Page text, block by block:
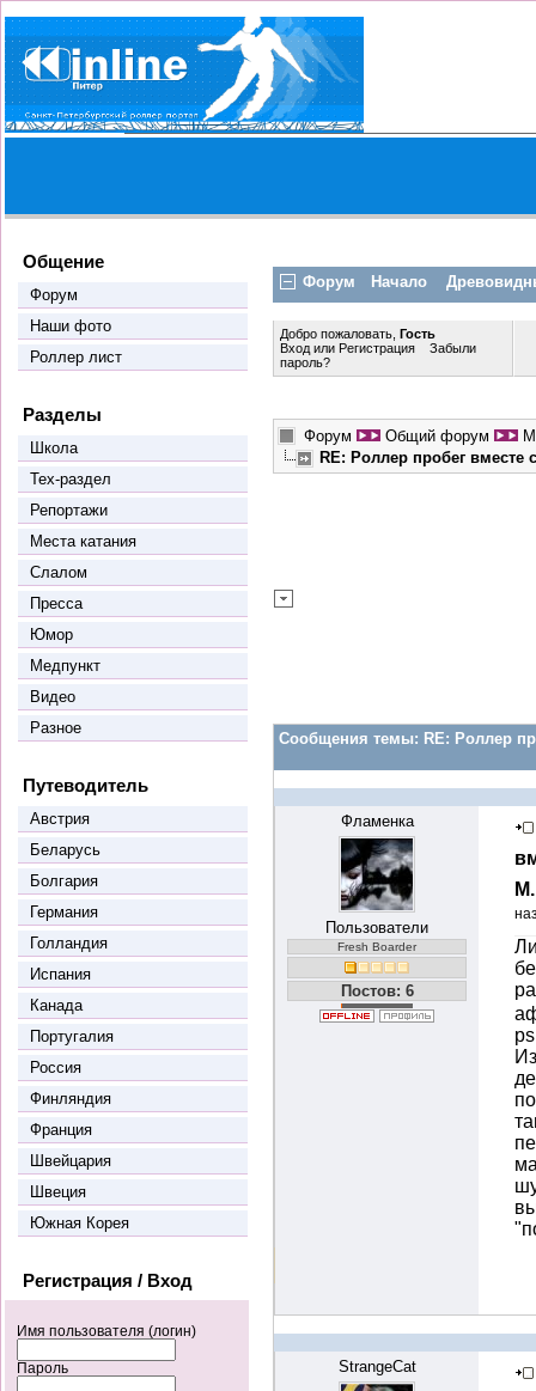
Общение
Форум
Наши фото
Роллер лист
Разделы
Школа
Тех-раздел
Репортажи
Места катания
Слалом
Пресса
Юмор
Медпункт
Видео
Разное
Путеводитель
Австрия
Беларусь
Болгария
Германия
Голландия
Испания
Канада
Португалия
Россия
Финляндия
Франция
Швейцария
Швеция
Южная Корея
Регистрация / Вход
Имя пользователя (логин)
Пароль
Форум Начало
Добро пожаловать,Гость
Входили Регистрация
Забыли
пароль?
Форум Общий форум
RE: Роллер пробег
Сообщения темы: RE: Роллер
Фламенка
Пользователи
Fresh Boarder
Постов: 6
StrangeCat